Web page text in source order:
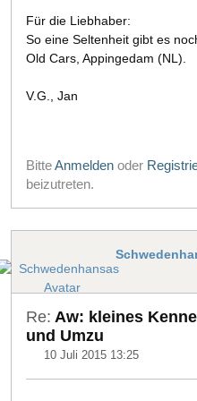
Für die Liebhaber:
So eine Seltenheit gibt es
Old Cars, Appingedam (NL).
V.G., Jan
BitteAnmelden oder
beizutreten.
Re: Aw: kleines
und Umzu
10 Juli 2015 13:25